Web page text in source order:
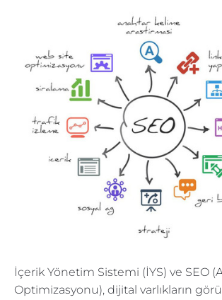
İçerik Yönetim Sistemi (İYS) ve SEO
Optimizasyonu), dijital varlıkların